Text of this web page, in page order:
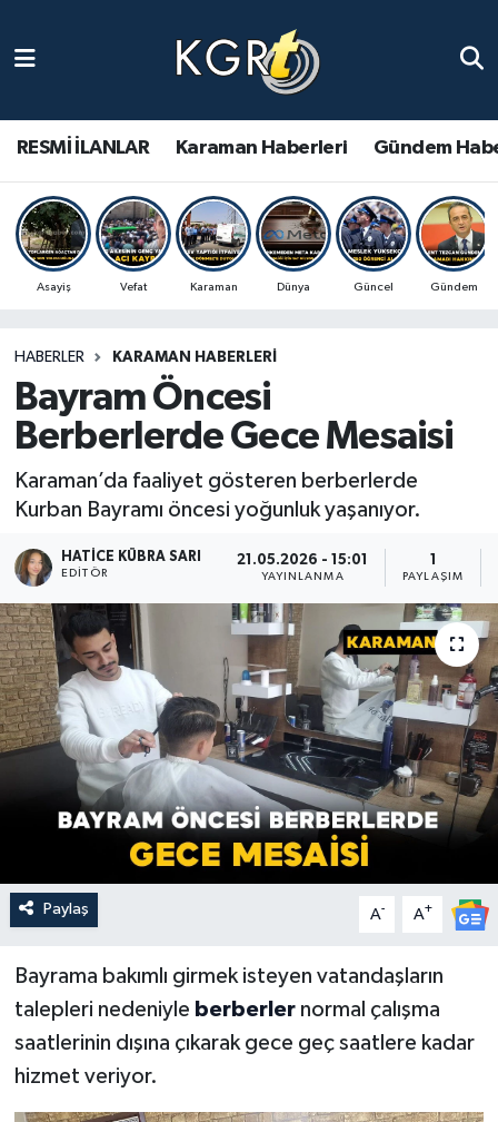
RESMİ İLANLAR Karaman Haberleri Gündem
Asayiş Vefat Karaman Dünya Güncel Gündem
HABERLER KARAMAN HABERLERI
Bayram Öncesi
Berberlerde Gece Mesaisi
Karaman’da faaliyet gösteren berberlerde
Kurban Bayramı öncesi yoğunluk yaşanıyor.
HATICE KÜBRA SARI
EDITÖR
21.05.2026 - 15:01
YAYINLANMA
1
PAYLAŞIM
Paylaş A- A+
Bayrama bakımlı girmek isteyen vatandaşların
talepleri nedeniyle berberlernormal çalışma
saatlerinin dışına çıkarak gece geç saatlere kadar
hizmet veriyor.
Gündem Haberleri
Güncel Haberler
Spor Haberleri
Ulusal Haberler
Vefat Edenler